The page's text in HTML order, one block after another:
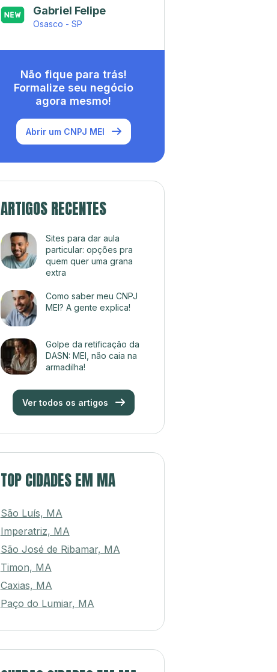
Gabriel Felipe
Osasco - SP
Não fique para trás!
Formalize seu negócio
agora mesmo!
Abrir um CNPJ MEI
ARTIGOS RECENTES
Sites para dar aula
particular: opções pra
quem quer uma grana
extra
Como saber meu CNPJ
MEI? A gente explica!
Golpe da retificação da
DASN: MEI, não caia na
armadilha!
Ver todos os artigos
TOP CIDADES EM MA
São Luís, MA
Imperatriz, MA
São José de Ribamar, MA
Timon, MA
Caxias, MA
Paço do Lumiar, MA